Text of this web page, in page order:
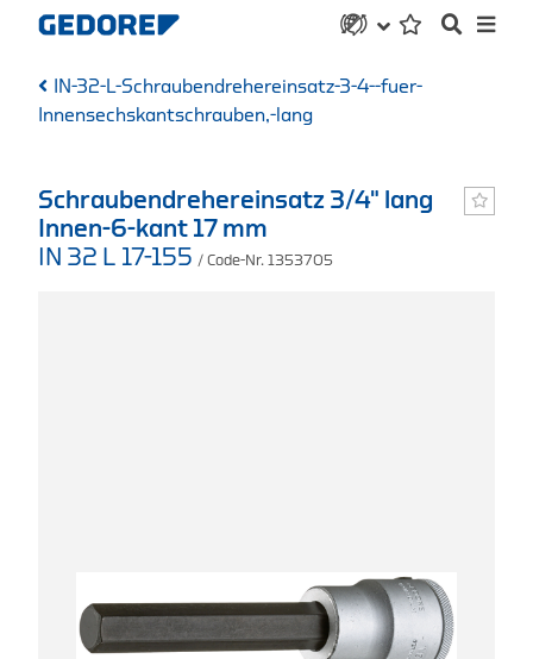
IN-32-L-Schraubendrehereinsatz-3-4--fuer-
Innensechskantschrauben,-lang
Schraubendrehereinsatz 3/4" lang
Innen-6-kant 17 mm
IN 32 L 17-155 / Code-Nr. 1353705